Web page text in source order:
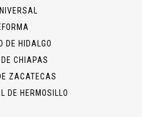
DE HIDALGO
CHIAPAS
ZACATECAS
DE HERMOSILLO